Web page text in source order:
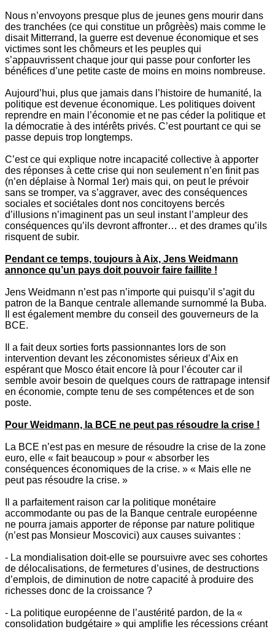
Nous n’envoyons presque plus de jeunes gens mourir dans
des tranchées (ce qui constitue un prôgrèès) mais comme le
disait Mitterrand, la guerre est devenue économique et ses
victimes sont les chômeurs et les peuples qui
s’appauvrissent chaque jour qui passe pour conforter les
bénéfices d’une petite caste de moins en moins nombreuse.
Aujourd’hui, plus que jamais dans l’histoire de humanité, la
politique est devenue économique. Les politiques doivent
reprendre en main l’économie et ne pas céder la politique et
la démocratie à des intérêts privés. C’est pourtant ce qui se
passe depuis trop longtemps.
C’est ce qui explique notre incapacité collective à apporter
des réponses à cette crise qui non seulement n’en finit pas
(n’en déplaise à Normal 1er) mais qui, on peut le prévoir
sans se tromper, va s’aggraver, avec des conséquences
sociales et sociétales dont nos concitoyens bercés
d’illusions n’imaginent pas un seul instant l’ampleur des
conséquences qu’ils devront affronter… et des drames qu’ils
risquent de subir.
Pendant ce temps, toujours à Aix, Jens Weidmann
annonce qu’un pays doit pouvoir faire faillite !
Jens Weidmann n’est pas n’importe qui puisqu’il s’agit du
patron de la Banque centrale allemande surnommé la Buba.
Il est également membre du conseil des gouverneurs de la
BCE.
Il a fait deux sorties forts passionnantes lors de son
intervention devant les zéconomistes sérieux d’Aix en
espérant que Mosco était encore là pour l’écouter car il
semble avoir besoin de quelques cours de rattrapage intensif
en économie, compte tenu de ses compétences et de son
poste.
Pour Weidmann, la BCE ne peut pas résoudre la crise !
La BCE n’est pas en mesure de résoudre la crise de la zone
euro, elle « fait beaucoup » pour « absorber les
conséquences économiques de la crise. » « Mais elle ne
peut pas résoudre la crise. »
Il a parfaitement raison car la politique monétaire
accommodante ou pas de la Banque centrale européenne
ne pourra jamais apporter de réponse par nature politique
(n’est pas Monsieur Moscovici) aux causes suivantes :
- La mondialisation doit-elle se poursuivre avec ses cohortes
de délocalisations, de fermetures d’usines, de destructions
d’emplois, de diminution de notre capacité à produire des
richesses donc de la croissance ?
- La politique européenne de l’austérité pardon, de la «
consolidation budgétaire » qui amplifie les récessions créant